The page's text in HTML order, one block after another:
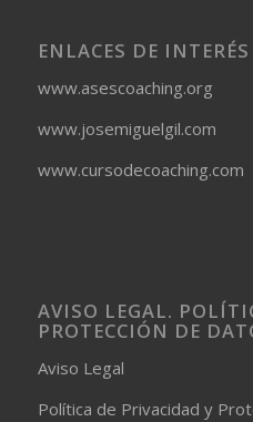
ENLACES DE INTERÉS
www.asescoaching.org
www.josemiguelgil.com
www.cursodecoaching.com
AVISO LEGAL.
PROTECCIÓN DE
Aviso Legal
Política de Privacidad y